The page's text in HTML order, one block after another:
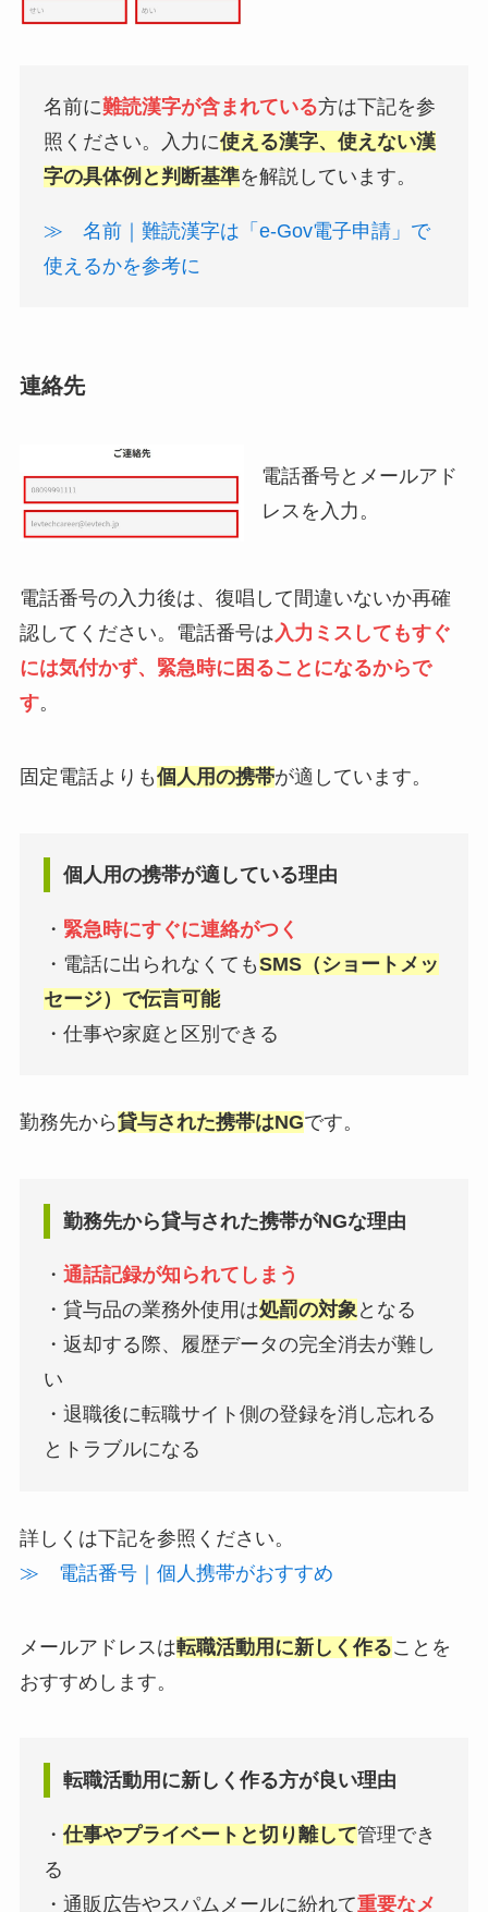
名前に難読漢字が含まれている方は下記を参
照ください。入力に使える漢字、使えない漢
字の具体例と判断基準を解説しています。
≫ 名前｜難読漢字は「e-Gov電子申請」で
使えるかを参考に
連絡先
電話番号とメールアド
レスを入力。
電話番号の入力後は、復唱して間違いないか再確
認してください。電話番号は入力ミスしてもすぐ
には気付かず、緊急時に困ることになるからで
す。
固定電話よりも個人用の携帯が適しています。
個人用の携帯が適している理由
・ 緊急時にすぐに連絡がつく
・電話に出られなくてもSMS（ショートメッ
セージ）で伝言可能
・仕事や家庭と区別できる
勤務先から貸与された携帯はNGです。
勤務先から貸与された携帯がNGな理由
・通話記録が知られてしまう
・貸与品の業務外使用は処罰の対象となる
・返却する際、履歴データの完全消去が難し
い
・退職後に転職サイト側の登録を消し忘れる
とトラブルになる
詳しくは下記を参照ください。
≫ 電話番号｜個人携帯がおすすめ
メールアドレスは転職活動用に新しく作ることを
おすすめします。
転職活動用に新しく作る方が良い理由
・仕事やプライベートと切り離して管理でき
る
・通販広告やスパムメールに紛れて重要なメ